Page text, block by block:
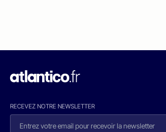
RECEVEZ NOTRE NEWSLETTER